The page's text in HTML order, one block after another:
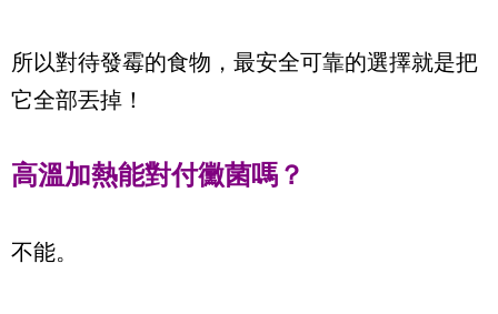
所以對待發霉的食物，最安全可靠的選擇就是把
它全部丟掉！
高溫加熱能對付黴菌嗎？
不能。